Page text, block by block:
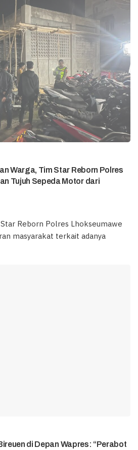
Warga, Tim Star Reborn Polres
Tujuh Sepeda Motor dari
Star Reborn Polres Lhokseumawe
masyarakat terkait adanya
di Depan Wapres: “Perabot